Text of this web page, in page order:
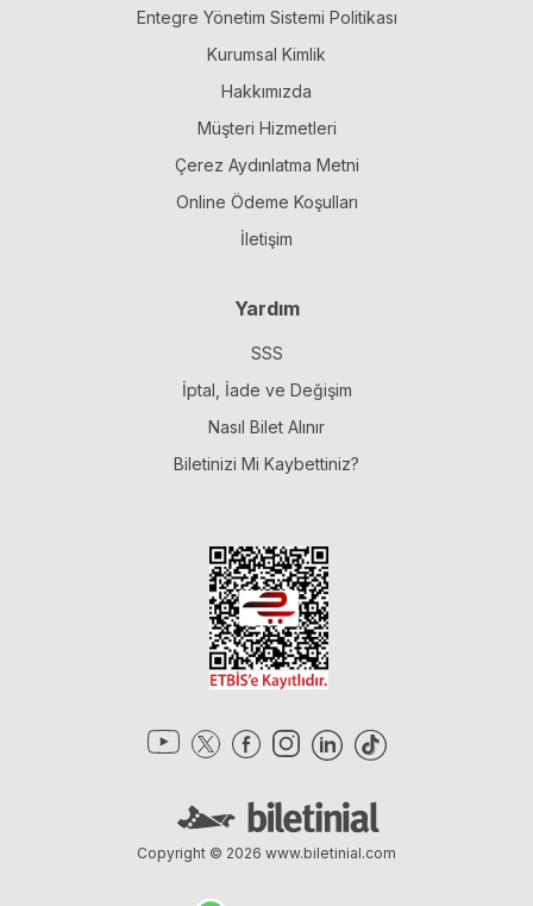
Entegre Yönetim Sistemi Politikası
Kurumsal Kimlik
Hakkımızda
Müşteri Hizmetleri
Çerez Aydınlatma Metni
Online Ödeme Koşulları
İletişim
Yardım
SSS
İptal, İade ve Değişim
Nasıl Bilet Alınır
Biletinizi Mi Kaybettiniz?
Copyright © 2026 www.biletinial.com